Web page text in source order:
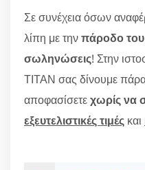
Σε συνέχεια όσων
λίπη με τηνπάροδο του
σωληνώσεις! Στην
ΤΙΤΑΝ σας δίνουμε
αποφασίσετεχωρίς να
εξευτελιστικές τιμές και